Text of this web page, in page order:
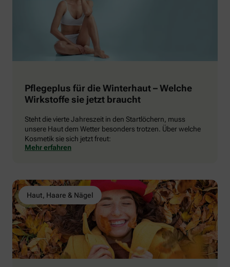
Pflegeplus für die Winterhaut – Welche
Wirkstoffe sie jetzt braucht
Steht die vierte Jahreszeit in den Startlöchern, muss
unsere Haut dem Wetter besonders trotzen. Über welche
Kosmetik sie sich jetzt freut:
Mehr erfahren
Haut, Haare & Nägel